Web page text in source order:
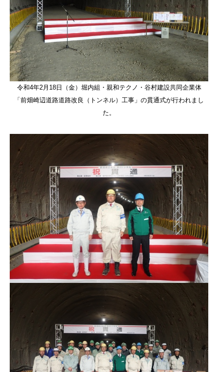
令和4年2月18日（金）堀内組・親和テクノ・谷村建設共同企業体
「前畑崎辺道路道路改良（トンネル）工事」の貫通式が行われまし
た。